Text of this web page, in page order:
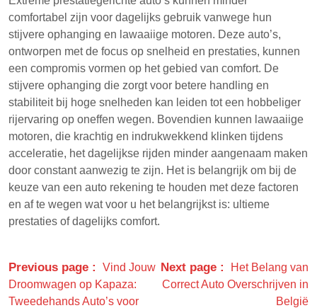
comfortabel zijn voor dagelijks gebruik vanwege hun
stijvere ophanging en lawaaiige motoren. Deze auto’s,
ontworpen met de focus op snelheid en prestaties, kunnen
een compromis vormen op het gebied van comfort. De
stijvere ophanging die zorgt voor betere handling en
stabiliteit bij hoge snelheden kan leiden tot een hobbeliger
rijervaring op oneffen wegen. Bovendien kunnen lawaaiige
motoren, die krachtig en indrukwekkend klinken tijdens
acceleratie, het dagelijkse rijden minder aangenaam maken
door constant aanwezig te zijn. Het is belangrijk om bij de
keuze van een auto rekening te houden met deze factoren
en af te wegen wat voor u het belangrijkst is: ultieme
prestaties of dagelijks comfort.
Previous page
Vind Jouw
Droomwagen op Kapaza:
Tweedehands Auto’s voor
Next page
Het Belang van
Correct Auto Overschrijven in
België